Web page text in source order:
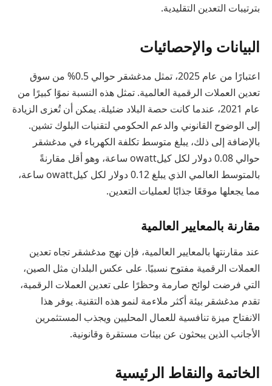
بترتيبات التعدين التقليدية.
البيانات والإحصائيات
اعتبارًا من عام 2025، تمثل مدغشقر حوالي 0.5% من سوق
تعدين العملات الرقمية العالمية. تمثل هذه النسبة نموًا كبيرًا من
عام 2021، عندما كانت حصة البلاد ضئيلة. يمكن أن تُعزى الزيادة
إلى الوضوح القانوني والدعم الحكومي لتقنيات البلوك تشين.
بالإضافة إلى ذلك، يبلغ متوسط تكلفة الكهرباء في مدغشقر
حوالي 0.08 دولار لكل كيلowatt ساعة، وهو أقل مقارنةً
بالمتوسط العالمي الذي يبلغ 0.12 دولار لكل كيلowatt ساعة،
مما يجعلها موقعًا جذابًا لعمليات التعدين.
مقارنة بالمعايير العالمية
عند مقارنتها بالمعايير العالمية، فإن نهج مدغشقر تجاه تعدين
العملات الرقمية مفتوح نسبيًا. على عكس البلدان مثل الصين،
التي فرضت لوائح صارمة وحظرًا على تعدين العملات الرقمية،
تقدم مدغشقر بيئة أكثر ملاءمة لنمو هذه التقنية. يوفر هذا
الانفتاح ميزة تنافسية للعمال المحليين ويجذب المستثمرين
الأجانب الذين يبحثون عن بيئات مستقرة وقانونية.
الخاتمة والنقاط الرئيسية